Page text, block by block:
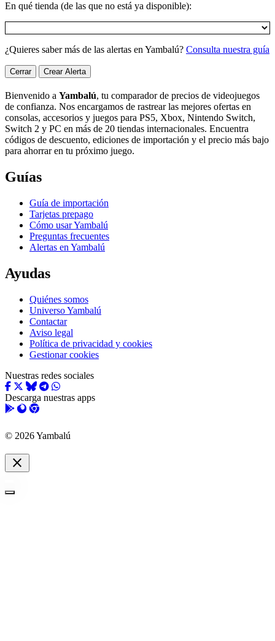
En qué tienda (de las que no está ya disponible):
¿Quieres saber más de las alertas en Yambalú? Consulta nuestra guía
Cerrar Crear Alerta
Bienvenido a Yambalú, tu comparador de precios de videojuegos
de confianza. Nos encargamos de rastrear las mejores ofertas en
consolas, accesorios y juegos para PS5, Xbox, Nintendo Switch,
Switch 2 y PC en más de 20 tiendas internacionales. Encuentra
códigos de descuento, ediciones de importación y el precio más bajo
para ahorrar en tu próximo juego.
Guías
Guía de importación
Tarjetas prepago
Cómo usar Yambalú
Preguntas frecuentes
Alertas en Yambalú
Ayudas
Quiénes somos
Universo Yambalú
Contactar
Aviso legal
Política de privacidad y cookies
Gestionar cookies
Nuestras redes sociales
Descarga nuestras apps
© 2026 Yambalú
close